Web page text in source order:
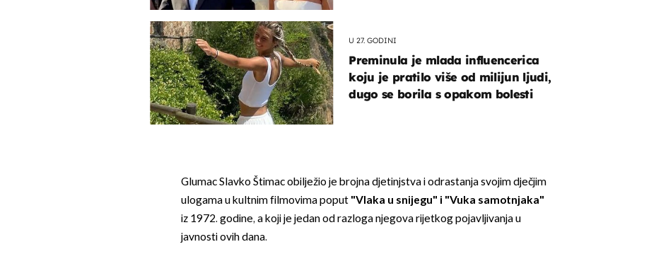
U 27. GODINI
Preminula je mlada influencerica
koju je pratilo više od milijun ljudi,
dugo se borila s opakom bolesti
Glumac Slavko Štimac obilježio je brojna djetinjstva i odrastanja svojim dječjim
ulogama u kultnim filmovima poput"Vlaka u snijegu" i "Vuka samotnjaka"
iz 1972. godine, a koji je jedan od razloga njegova rijetkog pojavljivanja u
javnosti ovih dana.